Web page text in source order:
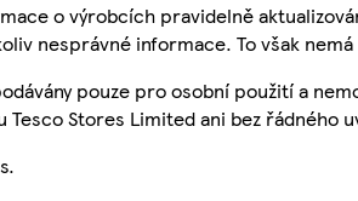
o výrobcích pravidelně
nesprávné informace. To však
pouze pro osobní použití a
Tesco Stores Limited ani bez řádného